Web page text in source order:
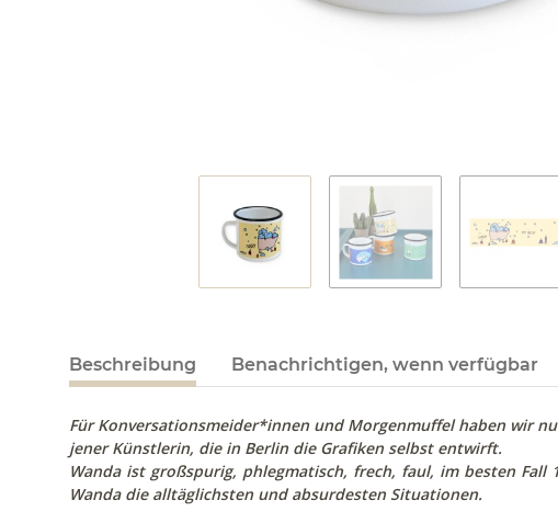
Beschreibung Benachrichtigen, wenn verfügbar
Für Konversationsmeider*innen und Morgenmuffel haben wir
jener Künstlerin, die in Berlin die Grafiken selbst entwirft.
Wanda ist großspurig, phlegmatisch, frech, faul, im besten
Wanda die alltäglichsten und absurdesten Situationen.